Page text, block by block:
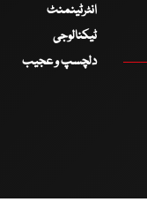
انٹرٹینمنٹ
ٹیکنالوجی
دلچسپ و عجیب